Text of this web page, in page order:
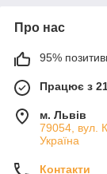
Про нас
95%
Працює з
м. Львів
79054, вул.
Україна
Контакти